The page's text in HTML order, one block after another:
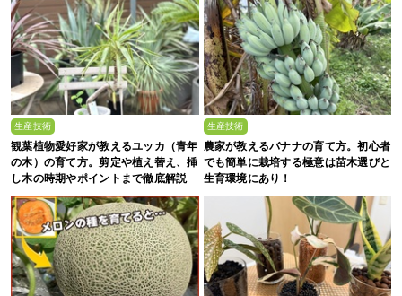
生産技術
観葉植物愛好家が教えるユッカ（青年
の木）の育て方。剪定や植え替え、挿
し木の時期やポイントまで徹底解説
生産技術
農家が教えるバナナの育て方。初心者
でも簡単に栽培する極意は苗木選びと
生育環境にあり！